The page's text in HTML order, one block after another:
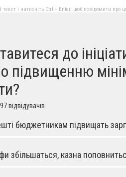
і натисніть Ctrl + Enter, щоб повідомити про
до
підвищенню
відвідувачів
бюджетникам підвищать
збільшаться, казна